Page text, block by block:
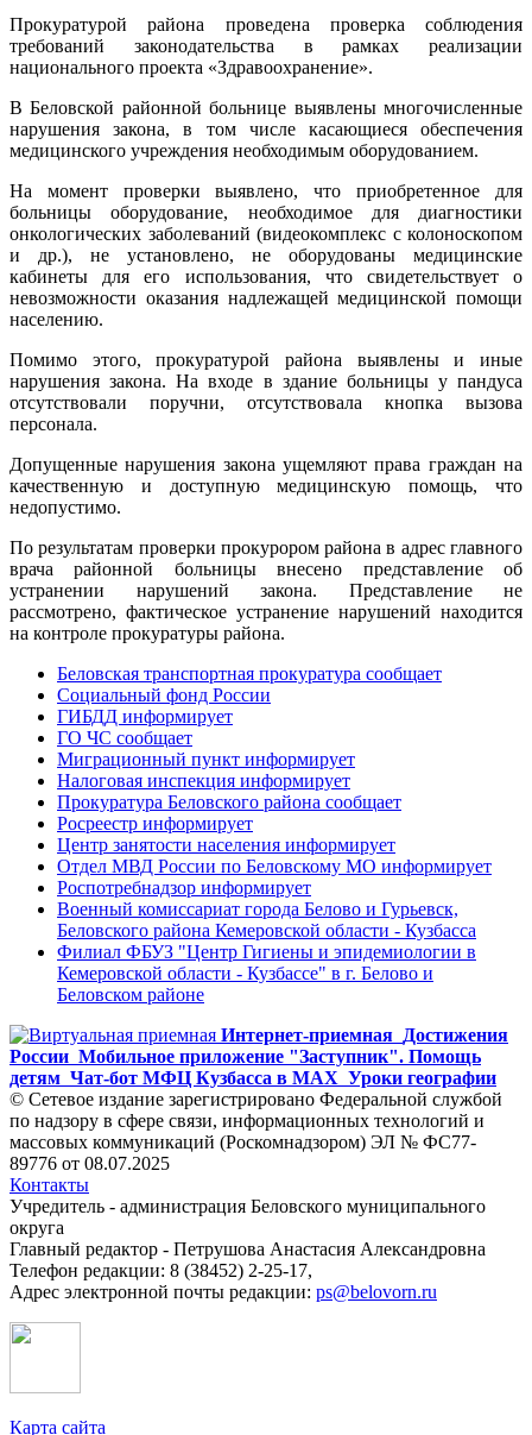
Прокуратурой района проведена проверка соблюдения
требований законодательства в рамках реализации
национального проекта «Здравоохранение».
В Беловской районной больнице выявлены многочисленные
нарушения закона, в том числе касающиеся обеспечения
медицинского учреждения необходимым оборудованием.
На момент проверки выявлено, что приобретенное для
больницы оборудование, необходимое для диагностики
онкологических заболеваний (видеокомплекс с колоноскопом
и др.), не установлено, не оборудованы медицинские
кабинеты для его использования, что свидетельствует о
невозможности оказания надлежащей медицинской помощи
населению.
Помимо этого, прокуратурой района выявлены и иные
нарушения закона. На входе в здание больницы у пандуса
отсутствовали поручни, отсутствовала кнопка вызова
персонала.
Допущенные нарушения закона ущемляют права граждан на
качественную и доступную медицинскую помощь, что
недопустимо.
По результатам проверки прокурором района в адрес главного
врача районной больницы внесено представление об
устранении нарушений закона. Представление не
рассмотрено, фактическое устранение нарушений находится
на контроле прокуратуры района.
Беловская транспортная прокуратура сообщает
Социальный фонд России
ГИБДД информирует
ГО ЧС сообщает
Миграционный пункт информирует
Налоговая инспекция информирует
Прокуратура Беловского района сообщает
Росреестр информирует
Центр занятости населения информирует
Отдел МВД России по Беловскому МО информирует
Роспотребнадзор информирует
Военный комиссариат города Белово и Гурьевск,
Беловского района Кемеровской области - Кузбасса
Филиал ФБУЗ "Центр Гигиены и эпидемиологии в
Кемеровской области - Кузбассе" в г. Белово и
Беловском районе
Интернет-приемная Достижения
России Мобильное приложение "Заступник". Помощь
детям Чат-бот МФЦ Кузбасса в MAX Уроки географии
© Сетевое издание зарегистрировано Федеральной службой
по надзору в сфере связи, информационных технологий и
массовых коммуникаций (Роскомнадзором) ЭЛ № ФС77-
89776 от 08.07.2025
Контакты
Учредитель - администрация Беловского муниципального
округа
Главный редактор - Петрушова Анастасия Александровна
Телефон редакции: 8 (38452) 2-25-17,
Адрес электронной почты редакции: ps@belovorn.ru
Карта сайта